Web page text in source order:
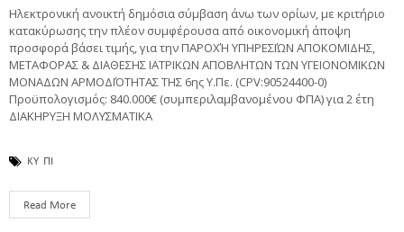
Ηλεκτρονική ανοικτή δημόσια σύμβαση άνω των ορίων, με κριτήριο
κατακύρωσης την πλέον συμφέρουσα από οικονομική άποψη
προσφορά βάσει τιμής, για την ΠΑΡΟΧΉ ΥΠΗΡΕΣΙΏΝ ΑΠΟΚΟΜΙΔΗΣ,
ΜΕΤΑΦΟΡΑΣ & ΔΙΑΘΕΣΗΣ ΙΑΤΡΙΚΩΝ ΑΠΟΒΛΗΤΩΝ ΤΩΝ ΥΓΕΙΟΝΟΜΙΚΩΝ
ΜΟΝΑΔΩΝ ΑΡΜΟΔΙΌΤΗΤΑΣ ΤΗΣ 6ης Υ.Πε. (CPV:90524400-0)
Προϋπολογισμός: 840.000€ (συμπεριλαμβανομένου ΦΠΑ) για 2 έτη
ΔΙΑΚΗΡΥΞΗ ΜΟΛΥΣΜΑΤΙΚΑ
ΚΥ ΠΙ
Read More